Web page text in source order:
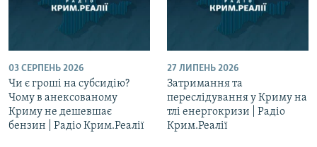
03 СЕРПЕНЬ 2026
Чи є гроші на субсидію?
Чому в анексованому
Криму не дешевшає
бензин | Радіо Крим.Реалії
27 ЛИПЕНЬ 2026
Затримання та
переслідування у Криму на
тлі енергокризи | Радіо
Крим.Реалії